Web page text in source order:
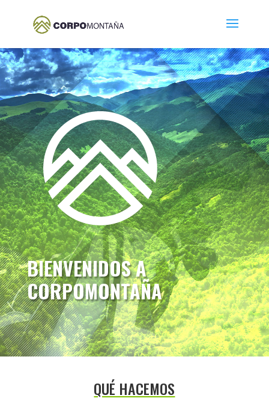
BIENVENIDOS A
CORPOMONTAÑA
QUÉ HACEMOS